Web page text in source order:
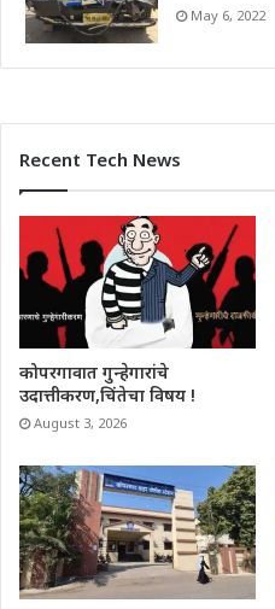
May 6, 2022
Recent Tech News
कोपरगावात गुन्हेगारांचे
उदात्तीकरण,चिंतेचा विषय !
August 3, 2026